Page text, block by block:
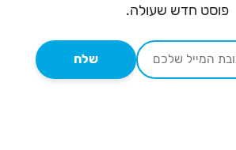
פוסט חדש שעולה.
שלח